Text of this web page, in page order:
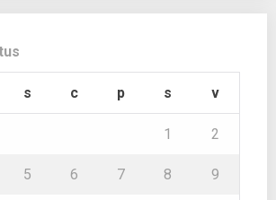
s c p s v
1 2
5 6 7 8 9